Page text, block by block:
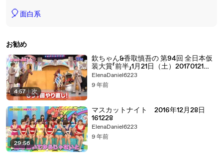
🎈面白系
お勧め
4:57 | 次
欽ちゃん&香取慎吾の 第94回 全日本仮
装大賞「前半」1月21日（土）20170121
part 2/2
ElenaDaniel6223
9 年前
29:56
マスカットナイト 2016年12月28日
161228
ElenaDaniel6223
9 年前